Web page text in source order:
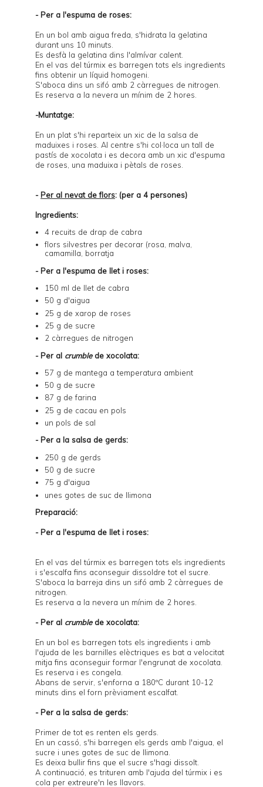
- Per a l'espuma de roses:
En un bol amb aigua freda, s'hidrata la gelatina
durant uns 10 minuts.
Es desfà la gelatina dins l'almívar calent.
En el vas del túrmix es barregen tots els ingredients
fins obtenir un líquid homogeni.
S'aboca dins un sifó amb 2 càrregues de nitrogen.
Es reserva a la nevera un mínim de 2 hores.
-Muntatge:
En un plat s'hi reparteix un xic de la salsa de
maduixes i roses. Al centre s'hi col·loca un tall de
pastís de xocolata i es decora amb un xic d'espuma
de roses, una maduixa i pètals de roses.
- Per al nevat de flors: (per a 4 persones)
Ingredients:
4 recuits de drap de cabra
flors silvestres per decorar (rosa, malva,
camamilla, borratja
- Per a l'espuma de llet i roses:
150 ml de llet de cabra
50 g d'aigua
25 g de xarop de roses
25 g de sucre
2 càrregues de nitrogen
- Per al crumblede xocolata:
57 g de mantega a temperatura ambient
50 g de sucre
87 g de farina
25 g de cacau en pols
un pols de sal
- Per a la salsa de gerds:
250 g de gerds
50 g de sucre
75 g d'aigua
unes gotes de suc de llimona
Preparació:
- Per a l'espuma de llet i roses:
En el vas del túrmix es barregen tots els ingredients
i s'escalfa fins aconseguir dissoldre tot el sucre.
S'aboca la barreja dins un sifó amb 2 càrregues de
nitrogen.
Es reserva a la nevera un mínim de 2 hores.
- Per al crumblede xocolata:
En un bol es barregen tots els ingredients i amb
l'ajuda de les barnilles elèctriques es bat a velocitat
mitja fins aconseguir formar l'engrunat de xocolata.
Es reserva i es congela.
Abans de servir, s'enforna a 180ºC durant 10-12
minuts dins el forn prèviament escalfat.
- Per a la salsa de gerds:
Primer de tot es renten els gerds.
En un cassó, s'hi barregen els gerds amb l'aigua, el
sucre i unes gotes de suc de llimona.
Es deixa bullir fins que el sucre s'hagi dissolt.
A continuació, es trituren amb l'ajuda del túrmix i es
cola per extreure'n les llavors.